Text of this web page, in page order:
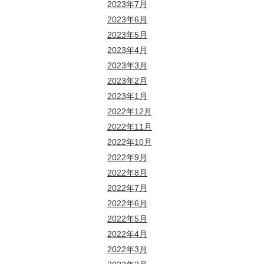
2023年7月
2023年6月
2023年5月
2023年4月
2023年3月
2023年2月
2023年1月
2022年12月
2022年11月
2022年10月
2022年9月
2022年8月
2022年7月
2022年6月
2022年5月
2022年4月
2022年3月